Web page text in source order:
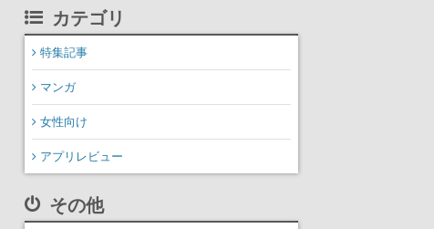
カテゴリ
特集記事
マンガ
女性向け
アプリレビュー
その他